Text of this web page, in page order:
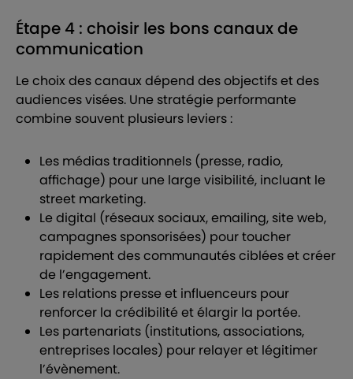
Étape 4 : choisir les bons canaux de
communication
Le choix des canaux dépend des objectifs et des
audiences visées. Une stratégie performante
combine souvent plusieurs leviers :
Les médias traditionnels (presse, radio,
affichage) pour une large visibilité, incluant le
street marketing.
Le digital (réseaux sociaux, emailing, site web,
campagnes sponsorisées) pour toucher
rapidement des communautés ciblées et créer
de l’engagement.
Les relations presse et influenceurs pour
renforcer la crédibilité et élargir la portée.
Les partenariats (institutions, associations,
entreprises locales) pour relayer et légitimer
l’évènement.